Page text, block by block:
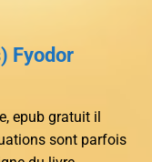
Fyodor
epub gratuit il
sont parfois